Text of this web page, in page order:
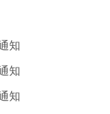
知
知
知